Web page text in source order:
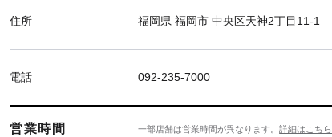
住所 福岡県 福岡市 中央区天神2丁目11-1
電話 092-235-7000
営業時間 一部店舗は営業時間が異なります。詳細はこちら